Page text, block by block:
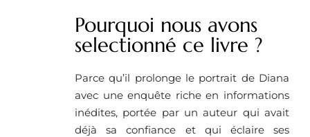
Pourquoi nous avons
selectionné ce livre ? ​
Parce qu’il prolonge le portrait de Diana
avec une enquête riche en informations
inédites, portée par un auteur qui avait
déjà sa confiance et qui éclaire ses